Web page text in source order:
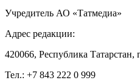
Учредитель АО «Татмедиа»
Адрес редакции:
420066, Республика Татарстан,
Тел.: +7 843 222 0 999